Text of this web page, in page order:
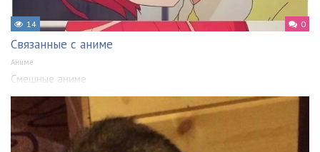
14 0
Связанные с аниме
Аниме
Смешные аниме